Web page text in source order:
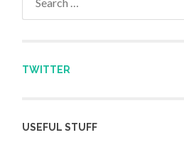
TWITTER
USEFUL STUFF